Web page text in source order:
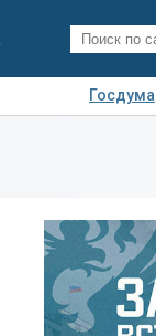
Госдума